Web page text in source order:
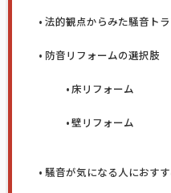
法的観点からみた騒音ト
防音リフォームの選択肢
床リフォーム
壁リフォーム
騒音が気になる人におす